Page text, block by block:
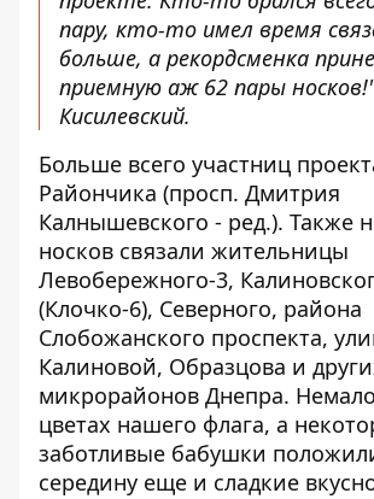
пару, кто-то имел время
больше, а рекордсменка
приемную аж 62 пары
Кисилевский.
Больше всего участниц
Райончика (просп. Дмитрия
Калнышевского - ред.). Также
носков связали жительницы
Левобережного-3,
(Клочко-6), Северного, района
Слобожанского проспекта,
Калиновой, Образцова и
микрорайонов Днепра.
цветах нашего флага, а
заботливые бабушки
середину еще и сладкие